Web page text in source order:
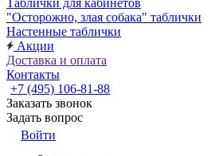
Таблички для кабинетов
"Осторожно, злая собака" таблички
Настенные таблички
Акции
Доставка и оплата
Контакты
+7 (495) 106-81-88
Заказать звонок
Задать вопрос
Войти